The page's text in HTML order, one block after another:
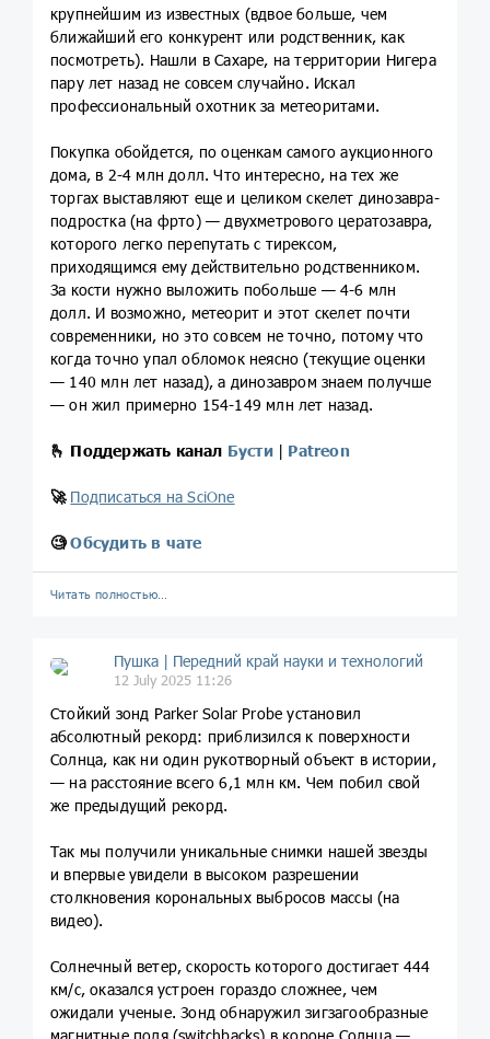
крупнейшим из известных (вдвое больше, чем
ближайший его конкурент или родственник, как
посмотреть). Нашли в Сахаре, на территории Нигера
пару лет назад не совсем случайно. Искал
профессиональный охотник за метеоритами.
Покупка обойдется, по оценкам самого аукционного
дома, в 2-4 млн долл. Что интересно, на тех же
торгах выставляют еще и целиком скелет динозавра-
подростка (на фрто) — двухметрового цератозавра,
которого легко перепутать с тирексом,
приходящимся ему действительно родственником.
За кости нужно выложить побольше — 4-6 млн
долл. И возможно, метеорит и этот скелет почти
современники, но это совсем не точно, потому что
когда точно упал обломок неясно (текущие оценки
— 140 млн лет назад), а динозавром знаем получше
— он жил примерно 154-149 млн лет назад.
🫰 Поддержать канал Бусти| Patreon
🚀 Подписаться на SciOne
🧐 Обсудить в чате
Читать полностью…
Пушка | Передний край науки и технологий
12 July 2025 11:26
Стойкий зонд Parker Solar Probe установил
абсолютный рекорд: приблизился к поверхности
Солнца, как ни один рукотворный объект в истории,
— на расстояние всего 6,1 млн км. Чем побил свой
же предыдущий рекорд.
Так мы получили уникальные снимки нашей звезды
и впервые увидели в высоком разрешении
столкновения корональных выбросов массы (на
видео).
Солнечный ветер, скорость которого достигает 444
км/с, оказался устроен гораздо сложнее, чем
ожидали ученые. Зонд обнаружил зигзагообразные
магнитные поля (switchbacks) в короне Солнца —